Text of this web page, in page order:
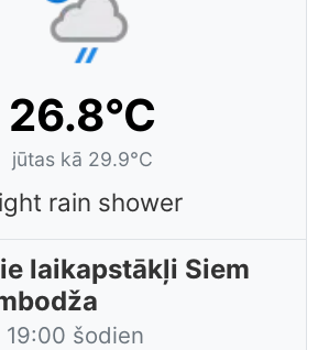
26.8°C
jūtas kā 29.9°C
rain shower
laikapstākļi Siem
šodien